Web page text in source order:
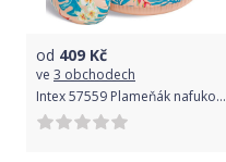
od 409 Kč
ve 3 obchodech
Intex 57559 Plameňák nafukovací